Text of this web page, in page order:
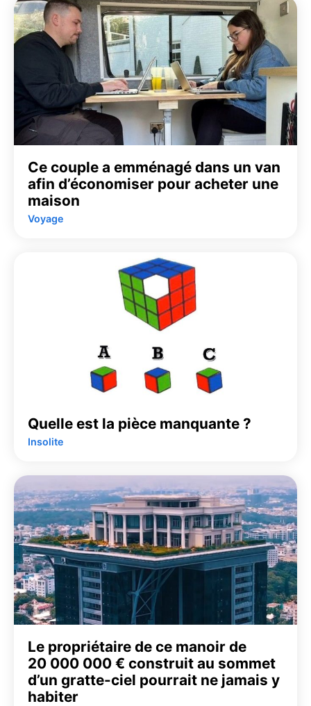
Ce couple a emménagé dans un van
afin d’économiser pour acheter une
maison
Voyage
Quelle est la pièce manquante ?
Insolite
Le propriétaire de ce manoir de
20 000 000 € construit au sommet
d’un gratte-ciel pourrait ne jamais y
habiter